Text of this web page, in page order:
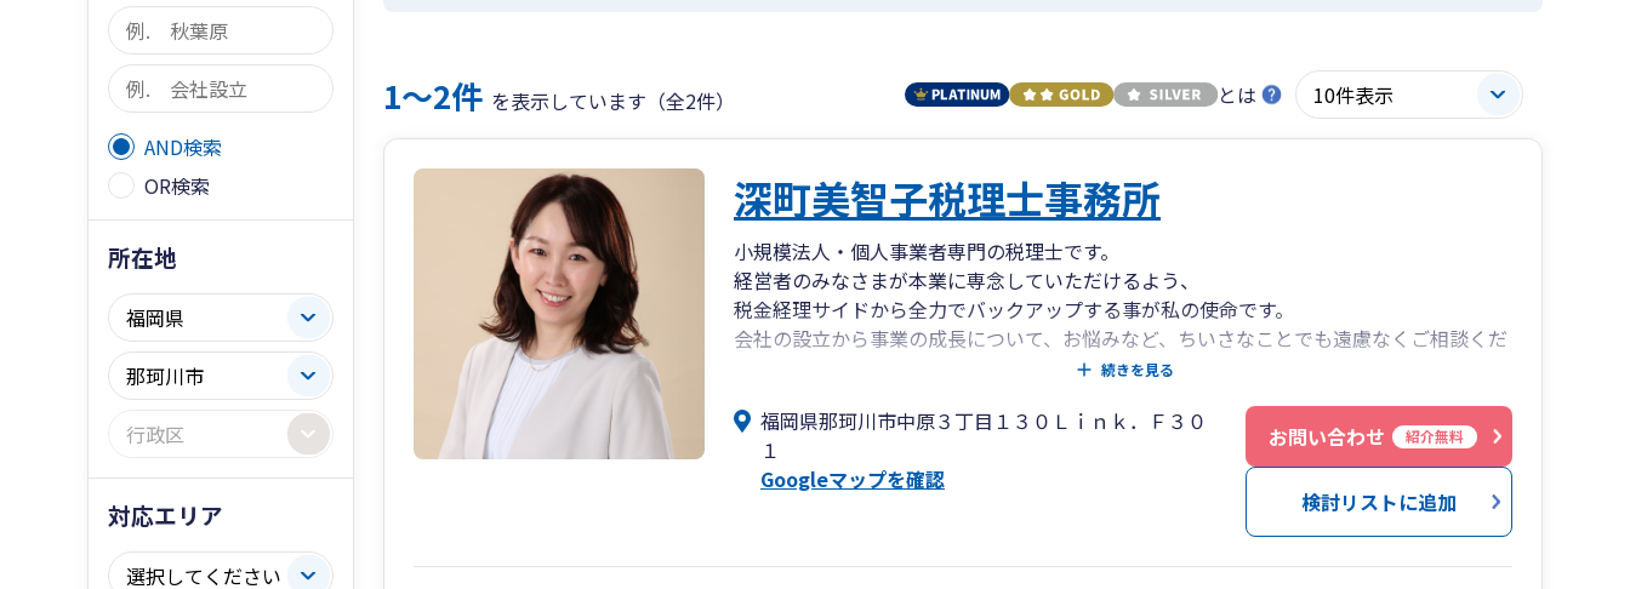
AND検索
OR検索
所在地
対応エリア
1〜2件 を表示しています（全2件） とは
深町美智子税理士事務所
小規模法人・個人事業者専門の税理士です。
経営者のみなさまが本業に専念していただけるよう、
税金経理サイドから全力でバックアップする事が私の使命です。
会社の設立から事業の成長について、お悩みなど、ちいさなことでも遠慮なくご相談くだ
続きを見る
福岡県那珂川市中原３丁目１３０Ｌｉｎｋ．Ｆ３０
１
Googleマップを確認
お問い合わせ 紹介無料
検討リストに追加